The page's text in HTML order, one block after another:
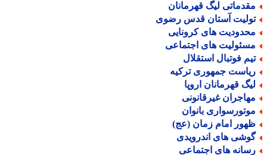
لیگ قهرمانان
آستان قدس رضوی
های کرونایی
های اجتماعی
فوتبال استقلال
جمهوری ترکیه
قهرمانان اروپا
غیرقانونی
بانوان
امام زمان (عج)
های اندرویدی
های اجتماعی